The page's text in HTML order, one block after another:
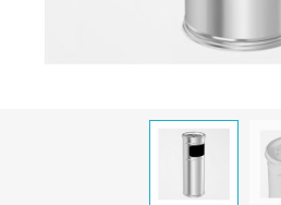
Sıfır Atık Çöp Torbaları